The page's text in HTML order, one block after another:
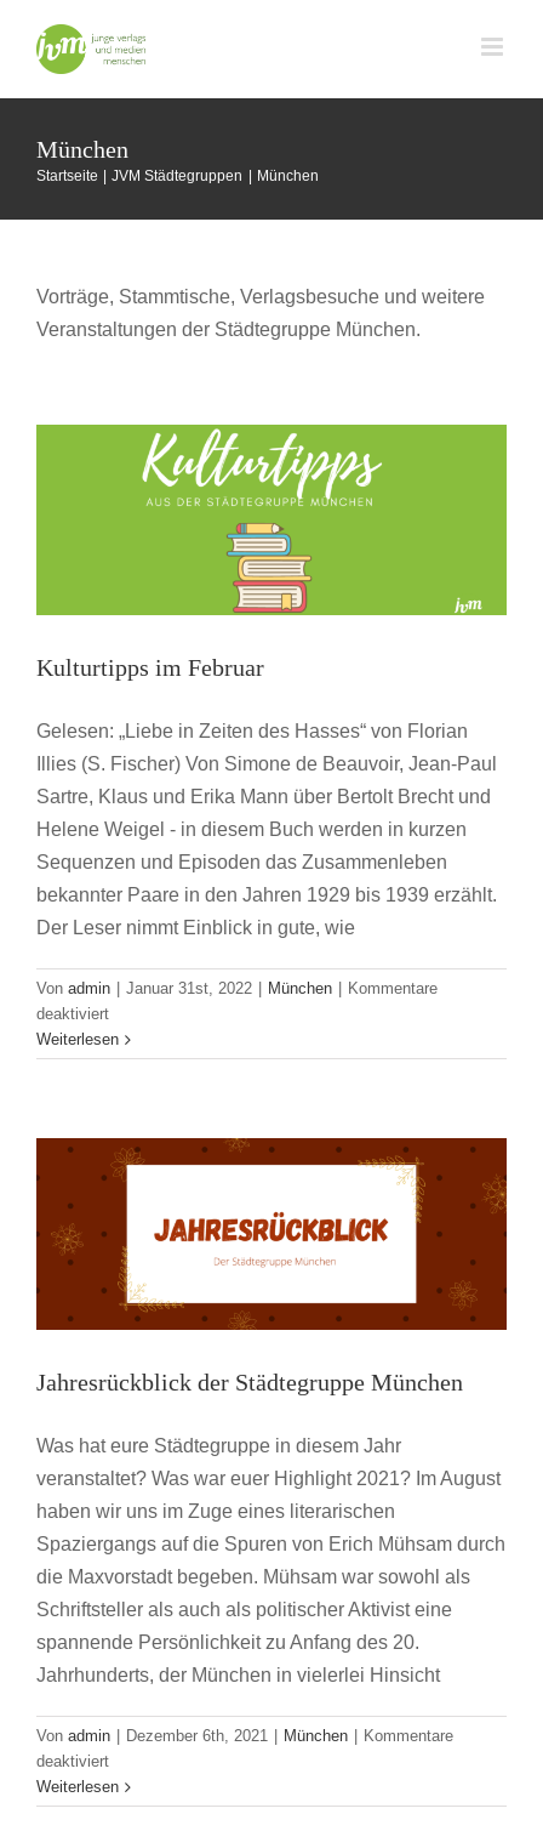
Inhalt
springen
München
Startseite JVM Städtegruppen München
Vorträge, Stammtische, Verlagsbesuche und weitere
Veranstaltungen der Städtegruppe München.
Kulturtipps im Februar
Kulturtipps im Februar
Gelesen: „Liebe in Zeiten des Hasses“ von Florian
Illies (S. Fischer) Von Simone de Beauvoir, Jean-Paul
Sartre, Klaus und Erika Mann über Bertolt Brecht und
Helene Weigel - in diesem Buch werden in kurzen
Sequenzen und Episoden das Zusammenleben
bekannter Paare in den Jahren 1929 bis 1939 erzählt.
Der Leser nimmt Einblick in gute, wie
Von admin Januar 31st, 2022 München
Kommentare
deaktiviertfür
Kulturtipps
im
Weiterlesen
Jahresrückblick der Städtegruppe München
Jahresrückblick der Städtegruppe München
Was hat eure Städtegruppe in diesem Jahr
veranstaltet? Was war euer Highlight 2021? Im August
haben wir uns im Zuge eines literarischen
Spaziergangs auf die Spuren von Erich Mühsam durch
die Maxvorstadt begeben. Mühsam war sowohl als
Schriftsteller als auch als politischer Aktivist eine
spannende Persönlichkeit zu Anfang des 20.
Jahrhunderts, der München in vielerlei Hinsicht
Von admin Dezember 6th, 2021 München
Kommentare
deaktiviertfür
Jahresrückblick
der
Weiterlesen
Kulturtipps aus der Städtegruppe München